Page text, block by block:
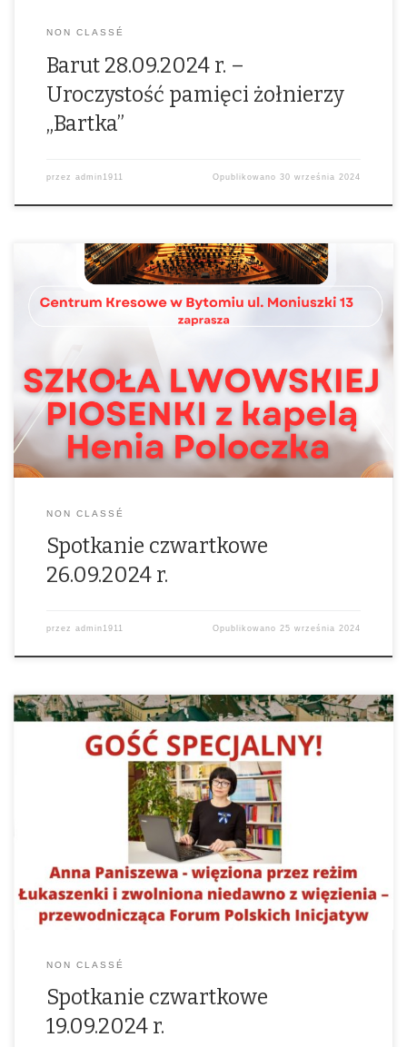
NON CLASSÉ
Barut 28.09.2024 r. –
Uroczystość pamięci żołnierzy
„Bartka”
przez admin1911 Opublikowano30 września 2024
26 września 2024r. godz. 16.00,Centrum Kresowe w Bytomiu ul.
miejsc tel. 602 110 513. Projekt realizowany we współpracy z Wydz.
Kultury UM w Bytomiu
NON CLASSÉ
Spotkanie czwartkowe
26.09.2024 r.
przez admin1911 Opublikowano25 września 2024
19 września 2024r. godz. 16.00,Centrum Kresowe w Bytomiu ul.
Moniuszki 13 Gość specjalny! Anna Paniszewa – więziona przez reżim
Łukaszenki i zwolniona niedawno z więzienia – przewodnicząca
Forum Polskich Inicjatyw Brześcia i Obwodu Brzeskiego, była
dyrektor zlikwidowanej polskiej szkoły w Brześciu.
NON CLASSÉ
Spotkanie czwartkowe
19.09.2024 r.